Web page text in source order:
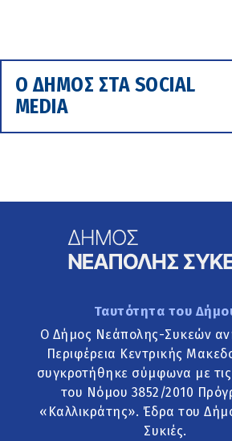
Ο ΔΗΜΟΣ ΣΤΑ SOCIAL
MEDIA
Ταυτότητα του
Ο Δήμος Νεάπολης-Συκεών
Περιφέρεια Κεντρικής
συγκροτήθηκε σύμφωνα με τις
του Νόμου 3852/2010
«Καλλικράτης». Έδρα του
Συκιές.